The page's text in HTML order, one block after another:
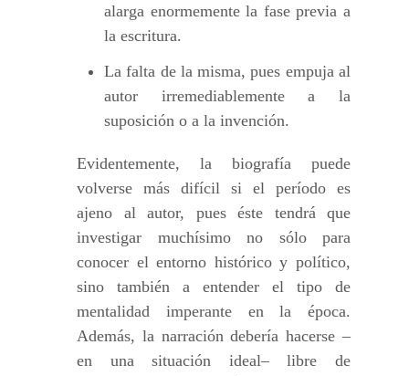
alarga enormemente la fase previa a
la escritura.
La falta de la misma, pues empuja al
autor irremediablemente a la
suposición o a la invención.
Evidentemente, la biografía puede
volverse más difícil si el período es
ajeno al autor, pues éste tendrá que
investigar muchísimo no sólo para
conocer el entorno histórico y político,
sino también a entender el tipo de
mentalidad imperante en la época.
Además, la narración debería hacerse –
en una situación ideal– libre de